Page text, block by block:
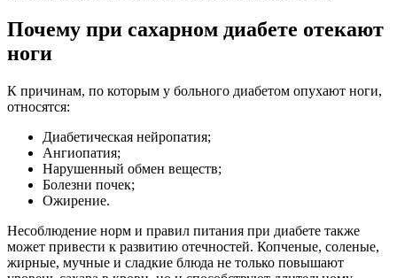
Почему при сахарном диабете отекают
ноги
К причинам, по которым у больного диабетом опухают ноги,
относятся:
Диабетическая нейропатия;
Ангиопатия;
Нарушенный обмен веществ;
Болезни почек;
Ожирение.
Несоблюдение норм и правил питания при диабете также
может привести к развитию отечностей. Копченые, соленые,
жирные, мучные и сладкие блюда не только повышают